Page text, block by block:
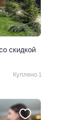
скидкой
Куплено 1